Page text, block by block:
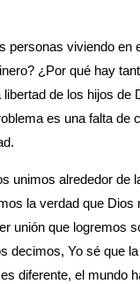
personas viviendo en
¿Por qué hay
de los hijos de
es una falta de
unimos alrededor de
la verdad que Dios
unión que logremos
decimos, Yo sé que
diferente, el mundo